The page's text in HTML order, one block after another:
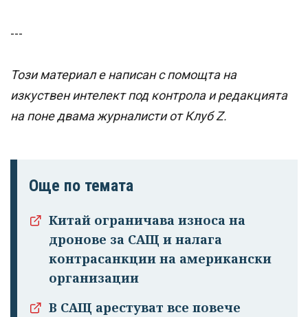
---
Този материал е написан с помощта на
изкуствен интелект под контрола и редакцията
на поне двама журналисти от Клуб Z.
Още по темата
Китай ограничава износа на
дронове за САЩ и налага
контрасанкции на американски
организации
В САЩ арестуват все повече